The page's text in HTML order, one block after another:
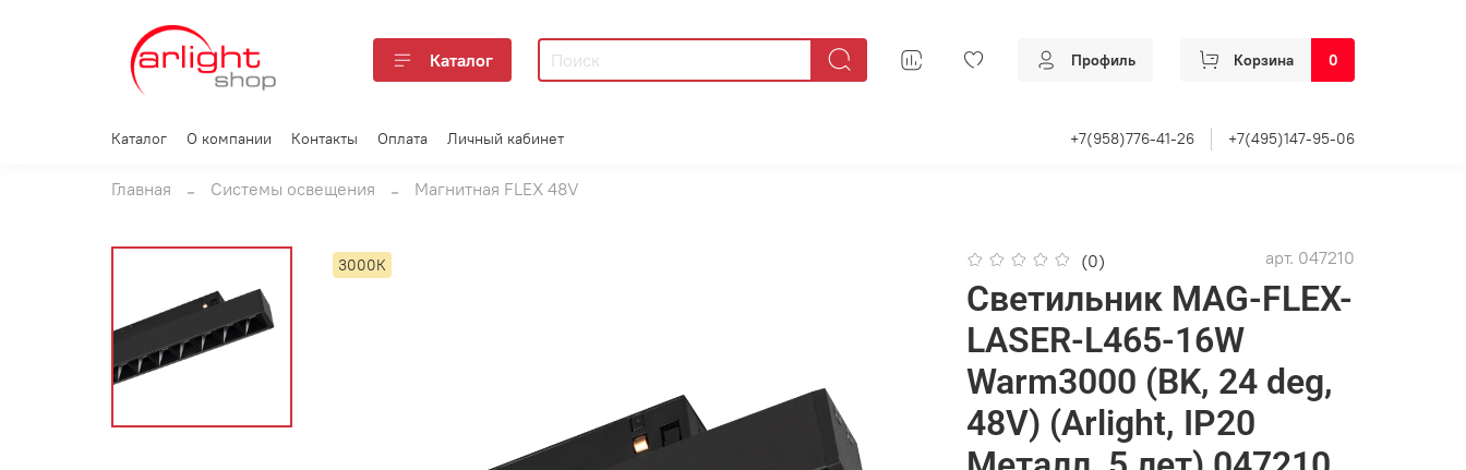
Каталог Профиль Корзина 0
Каталог О компании Контакты Оплата Личный кабинет +7(958)776-41-26 +7(495)147-95-06
Главная Системы освещения Магнитная FLEX 48V
3000К (0) арт. 047210
Светильник MAG-FLEX-
LASER-L465-16W
Warm3000 (BK, 24 deg,
48V) (Arlight, IP20